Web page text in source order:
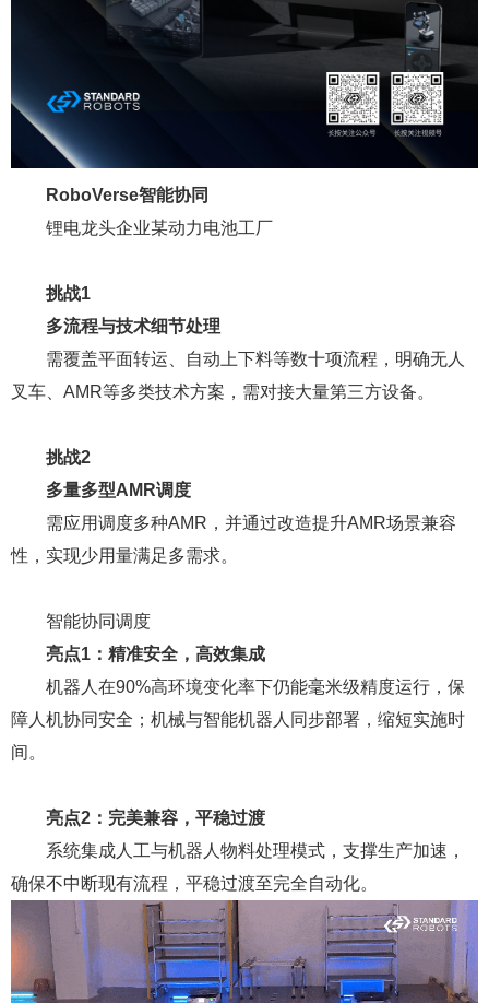
RoboVerse智能协同
锂电龙头企业某动力电池工厂
挑战1
多流程与技术细节处理
需覆盖平面转运、自动上下料等数十项流程，明确无人
叉车、AMR等多类技术方案，需对接大量第三方设备。
挑战2
多量多型AMR调度
需应用调度多种AMR，并通过改造提升AMR场景兼容
性，实现少用量满足多需求。
智能协同调度
亮点1：精准安全，高效集成
机器人在90%高环境变化率下仍能毫米级精度运行，保
障人机协同安全；机械与智能机器人同步部署，缩短实施时
间。
亮点2：完美兼容，平稳过渡
系统集成人工与机器人物料处理模式，支撑生产加速，
确保不中断现有流程，平稳过渡至完全自动化。